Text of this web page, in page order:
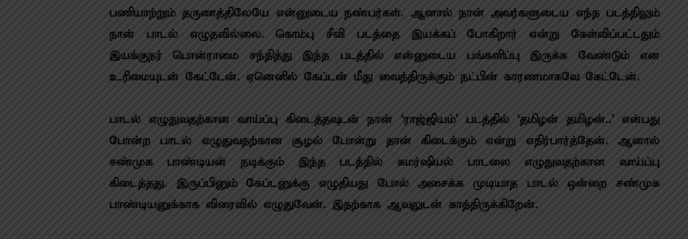
பணியாற்றும் தருணத்திலேயே என்னுடைய நண்பர்கள். ஆனால் நான் அவர்களுடைய எந்த படத்திலும்
நான் பாடல் எழுதவில்லை. கொம்பு சீவி படத்தை இயக்கப் போகிறார் என்று கேள்விப்பட்டதும்
இயக்குநர் பொன்ராமை சந்தித்து இந்த படத்தில் என்னுடைய பங்களிப்பு இருக்க வேண்டும் என
உரிமையுடன் கேட்டேன். ஏனெனில் கேப்டன் மீது வைத்திருக்கும் நட்பின் காரணமாகவே கேட்டேன்.‌
பாடல் எழுதுவதற்கான வாய்ப்பு கிடைத்தவுடன் நான் ‘ராஜ்ஜியம்’ படத்தில் ‘தமிழன் தமிழன்..’ என்பது
போன்ற பாடல் எழுதுவதற்கான சூழல் போன்று தான் கிடைக்கும் என்று எதிர்பார்த்தேன். ஆனால்
சண்முக பாண்டியன் நடிக்கும் இந்த படத்தில் கமர்ஷியல் பாடலை எழுதுவதற்கான வாய்ப்பு
கிடைத்தது. இருப்பினும் கேப்டனுக்கு எழுதியது போல் அசைக்க முடியாத பாடல் ஒன்றை சண்முக
பாண்டியனுக்காக விரைவில் எழுதுவேன். இதற்காக ஆவலுடன் காத்திருக்கிறேன்.